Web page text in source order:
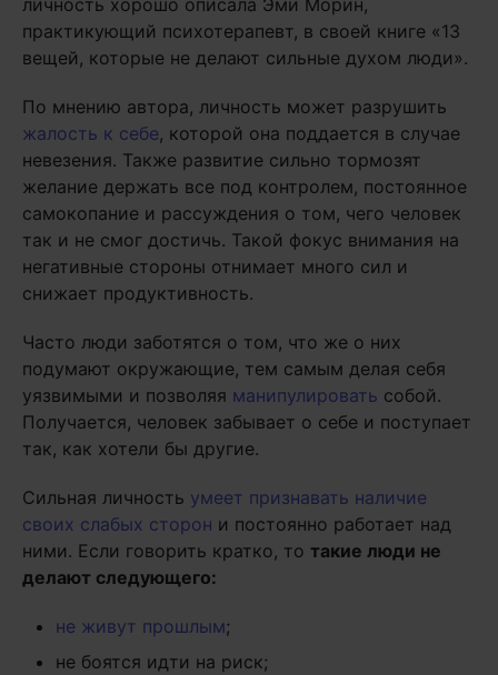
личность хорошо описала Эми Морин,
практикующий психотерапевт, в своей книге «13
вещей, которые не делают сильные духом люди».
По мнению автора, личность может разрушить
жалость к себе, которой она поддается в случае
невезения. Также развитие сильно тормозят
желание держать все под контролем, постоянное
самокопание и рассуждения о том, чего человек
так и не смог достичь. Такой фокус внимания на
негативные стороны отнимает много сил и
снижает продуктивность.
Часто люди заботятся о том, что же о них
подумают окружающие, тем самым делая себя
уязвимыми и позволяя манипулировать собой.
Получается, человек забывает о себе и поступает
так, как хотели бы другие.
Сильная личность умеет признавать наличие
своих слабых сторон и постоянно работает над
ними. Если говорить кратко, то такие люди не
делают следующего:
не живут прошлым;
не боятся идти на риск;